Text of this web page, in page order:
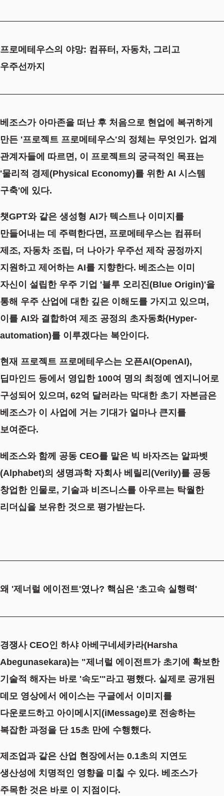
프로메테우스의 야망: 컴퓨터, 자동차, 그리고
우주선까지
베조스가 아마존을 떠난 후 처음으로 현업에 복귀하게
만든 '프로젝트 프로메테우스'의 정체는 무엇인가. 업계
관계자들에 따르면, 이 프로젝트의 궁극적인 목표는
'물리적 경제(Physical Economy)를 위한 AI 시스템
구축'에 있다.
챗GPT와 같은 생성형 AI가 텍스트나 이미지를
만들어내는 데 주력한다면, 프로메테우스는 컴퓨터
제조, 자동차 조립, 더 나아가 우주선 제작 공정까지
지원하고 제어하는 AI를 지향한다. 베조스는 이미
자신이 설립한 우주 기업 '블루 오리진(Blue Origin)'을
통해 우주 산업에 대한 깊은 이해도를 가지고 있으며,
이를 AI와 결합하여 제조 공정의 초자동화(Hyper-
automation)를 이루겠다는 복안이다.
현재 프로젝트 프로메테우스는 오픈AI(OpenAI),
딥마인드 등에서 영입한 100여 명의 최정예 엔지니어로
구성되어 있으며, 62억 달러라는 막대한 초기 자본금은
베조스가 이 사업에 거는 기대가 얼마나 큰지를
보여준다.
베조스와 함께 공동 CEO를 맡은 빅 바자즈는 알파벳
(Alphabet)의 생명과학 자회사 베릴리(Verily)를 공동
창업한 인물로, 기술과 비즈니스를 아우르는 탁월한
리더십을 보유한 것으로 평가받는다.
왜 '제너럴 에이전트'였나? 핵심은 '초고속 실행력'
경쟁사 CEO인 하샤 아베구네세카라(Harsha
Abegunasekara)는 "제너럴 에이전트가 초기에 확보한
기술적 해자는 바로 '속도'"라고 평했다. 실제로 공개된
데모 영상에서 에이스는 구글에서 이미지를
다운로드하고 아이메시지(iMessage)로 전송하는
복잡한 과정을 단 15초 만에 수행했다.
제조업과 같은 산업 현장에서는 0.1초의 지연도
생산성에 치명적인 영향을 미칠 수 있다. 베조스가
주목한 것은 바로 이 지점이다.